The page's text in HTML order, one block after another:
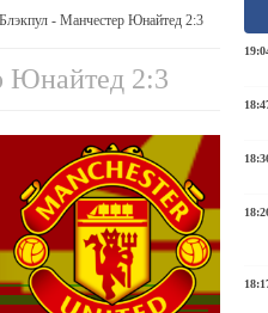
- Манчестер Юнайтед 2:3
Юнайтед 2:3